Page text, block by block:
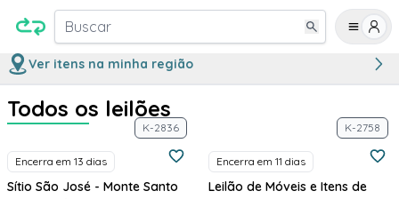
Buscar
Ver itens na minha região
Todos os leilões
K-2836
Encerra em 13 dias
Sítio São José - Monte Santo
K-2758
Encerra em 11 dias
Leilão de Móveis e Itens de